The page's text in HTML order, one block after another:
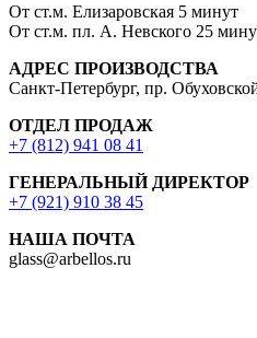
От ст.м. Елизаровская 5 минут
От ст.м. пл. А. Невского 25
АДРЕС ПРОИЗВОДСТВА
Санкт-Петербург, пр.
ОТДЕЛ ПРОДАЖ
+7 (812) 941 08 41
ГЕНЕРАЛЬНЫЙ ДИРЕКТОР
+7 (921) 910 38 45
НАША ПОЧТА
glass@arbellos.ru